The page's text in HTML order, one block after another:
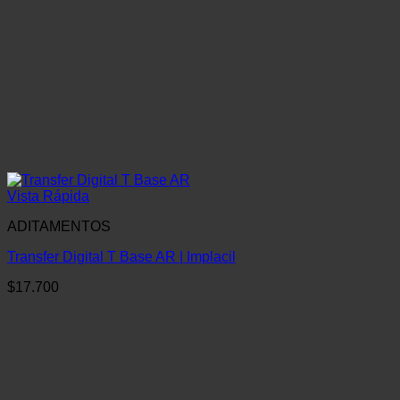
Vista Rápida
ADITAMENTOS
Transfer Digital T Base AR | Implacil
$17.700